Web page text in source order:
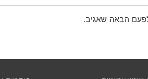
הבאה שאגיב.